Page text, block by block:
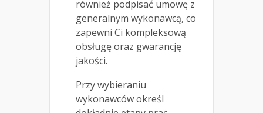
również podpisać umowę z
generalnym wykonawcą, co
zapewni Ci kompleksową
obsługę oraz gwarancję
jakości.
Przy wybieraniu
wykonawców określ